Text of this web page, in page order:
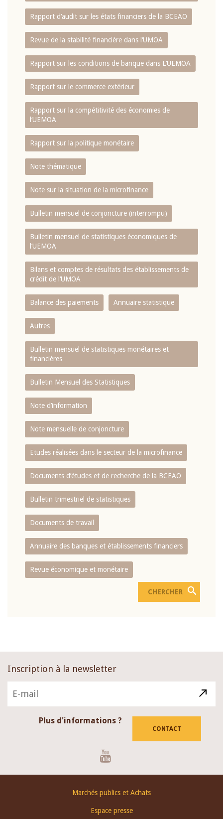
Rapport d‘audit sur les états financiers de la BCEAO
Revue de la stabilité financière dans l‘UMOA
Rapport sur les conditions de banque dans L‘UEMOA
Rapport sur le commerce extérieur
Rapport sur la compétitivité des économies de
l‘UEMOA
Rapport sur la politique monétaire
Note thématique
Note sur la situation de la microfinance
Bulletin mensuel de conjoncture (interrompu)
Bulletin mensuel de statistiques économiques de
l‘UEMOA
Bilans et comptes de résultats des établissements de
crédit de l‘UMOA
Balance des paiements Annuaire statistique
Autres
Bulletin mensuel de statistiques monétaires et
financières
Bulletin Mensuel des Statistiques
Note d’information
Note mensuelle de conjoncture
Etudes réalisées dans le secteur de la microfinance
Documents d’études et de recherche de la BCEAO
Bulletin trimestriel de statistiques
Documents de travail
Annuaire des banques et établissements financiers
Revue économique et monétaire
Inscription à la newsletter
Plus d'informations ?
CONTACT
Marchés publics et Achats
Espace presse